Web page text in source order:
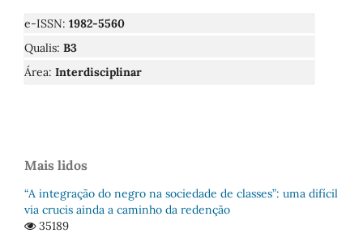
e-ISSN: 1982-5560
Qualis: B3
Área: Interdisciplinar
Mais lidos
“A integração do negro na sociedade de classes”: uma difícil
via crucis ainda a caminho da redenção
35189